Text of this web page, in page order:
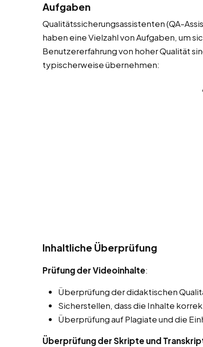
Aufgaben
Qualitätssicherungsassistenten (QA-
haben eine Vielzahl von Aufgaben, um
Benutzererfahrung von hoher Qualität
typischerweise übernehmen:
Inhaltliche Überprüfung
Prüfung der Videoinhalte:
Überprüfung der didaktischen
Sicherstellen, dass die Inhalte
Überprüfung auf Plagiate und die
Überprüfung der Skripte und